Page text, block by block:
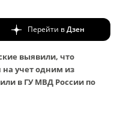
Перейти вДзен
выявили, что
на учет одним из
в ГУ МВД России по